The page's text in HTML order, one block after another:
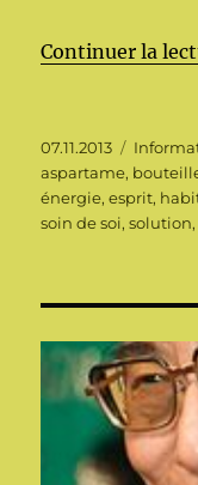
Continuer la
Publié
le
07.11.2013
aspartame,
énergie,esprit,
soin de soi,solution